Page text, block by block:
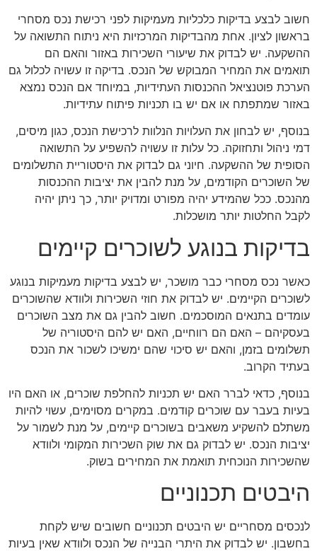
חשוב לבצע בדיקות כלכליות מעמיקות לפני רכישת נכס מסחרי
בראשון לציון. אחת מהבדיקות המרכזיות היא ניתוח התשואה על
ההשקעה. יש לבדוק את שיעורי השכירות באזור והאם הם
תואמים את המחיר המבוקש של הנכס. בדיקה זו עשויה לכלול גם
הערכת פוטנציאל ההכנסות העתידיות, במיוחד אם הנכס נמצא
באזור שמתפתח או אם יש בו תכניות פיתוח עתידיות.
בנוסף, יש לבחון את העלויות הנלוות לרכישת הנכס, כגון מיסים,
דמי ניהול ותחזוקה. כל עלות זו עשויה להשפיע על התשואה
הסופית של ההשקעה. חיוני גם לבדוק את היסטוריית התשלומים
של השוכרים הקודמים, על מנת להבין את יציבות ההכנסות
מהנכס. ככל שהמידע יהיה מפורט ומדויק יותר, כך ניתן יהיה
לקבל החלטות יותר מושכלות.
בדיקות בנוגע לשוכרים קיימים
כאשר נכס מסחרי כבר מושכר, יש לבצע בדיקות מעמיקות בנוגע
לשוכרים הקיימים. יש לבדוק את חוזי השכירות ולוודא שהשוכרים
עומדים בתנאים המוסכמים. חשוב להבין גם את מצב השוכרים
בעסקיהם – האם הם רווחיים, האם יש להם היסטוריה של
תשלומים בזמן, והאם יש סיכוי שהם ימשיכו לשכור את הנכס
בעתיד הקרוב.
בנוסף, כדאי לברר האם יש תכניות להחלפת שוכרים, או האם היו
בעיות בעבר עם שוכרים קודמים. במקרים מסוימים, עשוי להיות
משתלם להשקיע משאבים בשוכרים קיימים, על מנת לשמור על
יציבות הנכס. יש לבדוק גם את שוק השכירות המקומי ולוודא
שהשכירות הנוכחית תואמת את המחירים בשוק.
היבטים תכנוניים
לנכסים מסחריים יש היבטים תכנוניים חשובים שיש לקחת
בחשבון. יש לבדוק את היתרי הבנייה של הנכס ולוודא שאין בעיות